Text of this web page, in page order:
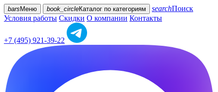
bars Меню book_circleКаталог по категориям searchПоиск
Условия работы Скидки О компании Контакты
+7 (495) 921-39-22